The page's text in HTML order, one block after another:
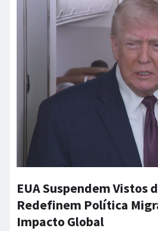
EUA Suspendem Vistos
Redefinem Política
Impacto Global